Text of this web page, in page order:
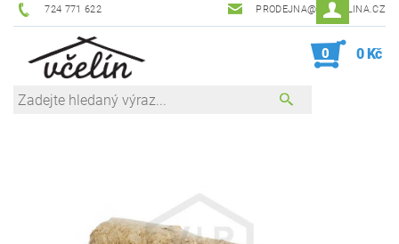
724 771 622 PRODEJNA@ZEVCELINA.CZ
0 0 Kč